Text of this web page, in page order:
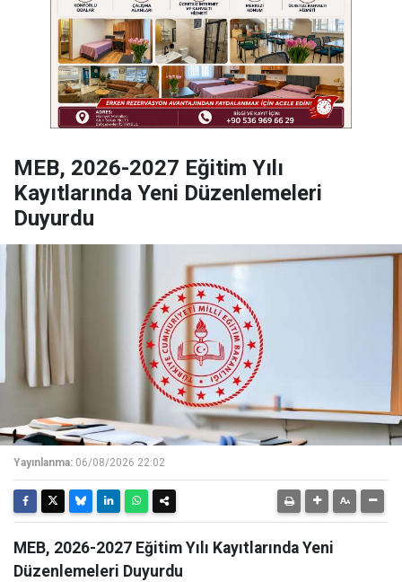
MEB, 2026-2027 Eğitim Yılı
Kayıtlarında Yeni Düzenlemeleri
Duyurdu
Yayınlanma: 06/08/2026 22:02
MEB, 2026-2027 Eğitim Yılı Kayıtlarında Yeni
Düzenlemeleri Duyurdu